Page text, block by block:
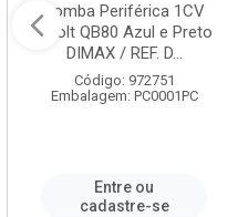
Bomba Periférica 1CV
Bivolt QB80 Azul e Preto
DIMAX / REF. D...
Código: 972751
Embalagem: PC0001PC
Entre ou
cadastre-se